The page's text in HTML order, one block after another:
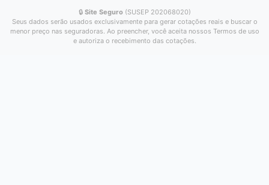
🔒 Site Seguro (SUSEP 202068020)
Seus dados serão usados exclusivamente para gerar cotações reais e buscar o
menor preço nas seguradoras. Ao preencher, você aceita nossos Termos de uso
e autoriza o recebimento das cotações.